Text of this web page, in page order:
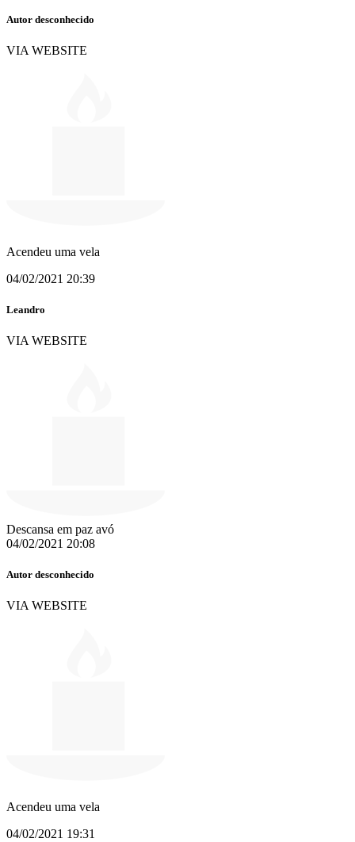
Autor desconhecido
VIA WEBSITE
Acendeu uma vela
04/02/2021 20:39
Leandro
VIA WEBSITE
Descansa em paz avó
04/02/2021 20:08
Autor desconhecido
VIA WEBSITE
Acendeu uma vela
04/02/2021 19:31